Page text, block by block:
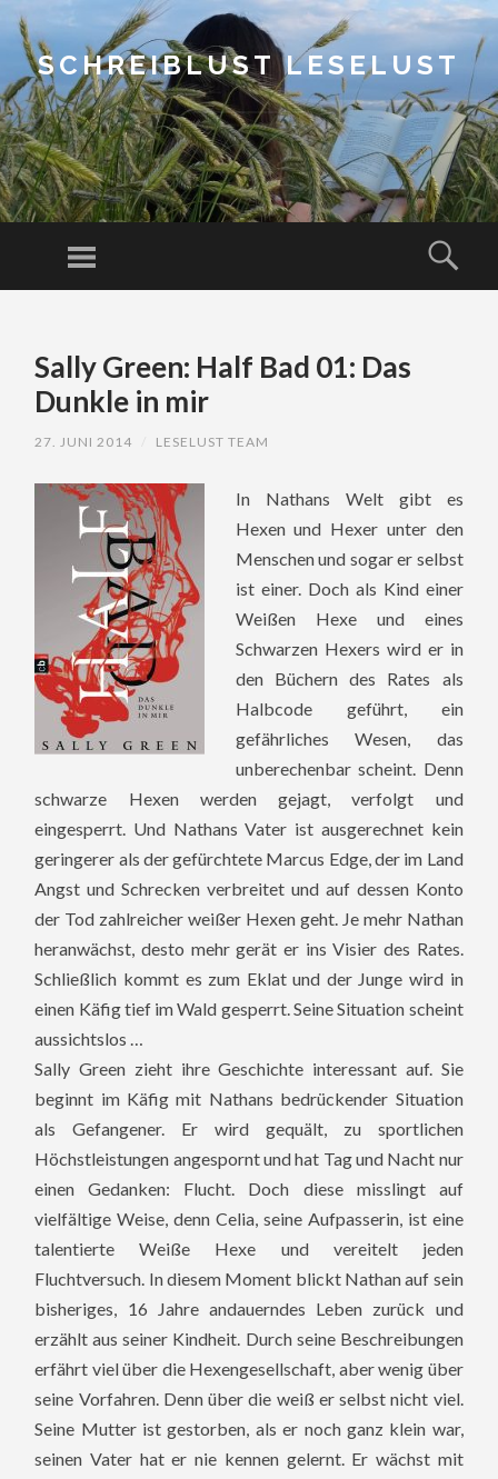
SCHREIBLUST LESELUST
Menu
CONTENTSally Green: Half Bad 01: Das
Dunkle in mir
27. JUNI 2014 LESELUST TEAM
In Nathans Welt gibt es
Hexen und Hexer unter den
Menschen und sogar er selbst
ist einer. Doch als Kind einer
Weißen Hexe und eines
Schwarzen Hexers wird er in
den Büchern des Rates als
Halbcode geführt, ein
gefährliches Wesen, das
unberechenbar scheint. Denn
schwarze Hexen werden gejagt, verfolgt und
eingesperrt. Und Nathans Vater ist ausgerechnet kein
geringerer als der gefürchtete Marcus Edge, der im Land
Angst und Schrecken verbreitet und auf dessen Konto
der Tod zahlreicher weißer Hexen geht. Je mehr Nathan
heranwächst, desto mehr gerät er ins Visier des Rates.
Schließlich kommt es zum Eklat und der Junge wird in
einen Käfig tief im Wald gesperrt. Seine Situation scheint
aussichtslos …
Sally Green zieht ihre Geschichte interessant auf. Sie
beginnt im Käfig mit Nathans bedrückender Situation
als Gefangener. Er wird gequält, zu sportlichen
Höchstleistungen angespornt und hat Tag und Nacht nur
einen Gedanken: Flucht. Doch diese misslingt auf
vielfältige Weise, denn Celia, seine Aufpasserin, ist eine
talentierte Weiße Hexe und vereitelt jeden
Fluchtversuch. In diesem Moment blickt Nathan auf sein
bisheriges, 16 Jahre andauerndes Leben zurück und
erzählt aus seiner Kindheit. Durch seine Beschreibungen
erfährt viel über die Hexengesellschaft, aber wenig über
seine Vorfahren. Denn über die weiß er selbst nicht viel.
Seine Mutter ist gestorben, als er noch ganz klein war,
seinen Vater hat er nie kennen gelernt. Er wächst mit